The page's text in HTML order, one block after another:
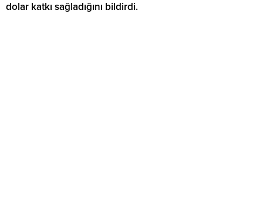
dolar katkı sağladığını bildirdi.